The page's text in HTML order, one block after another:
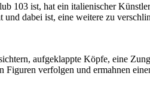
103 ist, hat ein italienischer
und dabei ist, eine weitere zu
aufgeklappte Köpfe, eine
Figuren verfolgen und ermahnen